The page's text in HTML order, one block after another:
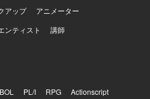
アップ
アニメーター
ンティスト 講師
PL/I RPG
Actionscript